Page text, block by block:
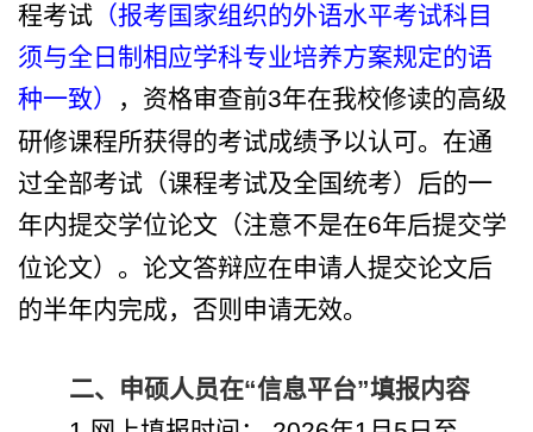
程考试 （报考国家组织的外语水平考试科目
须与全日制相应学科专业培养方案规定的语
种一致）
，资格审查前3年在我校修读的高级
研修课程所获得的考试成绩予以认可。在通
过全部考试（课程考试及全国统考）后的一
年内提交学位论文（注意不是在6年后提交学
位论文）。论文答辩应在申请人提交论文后
的半年内完成，否则申请无效。
二、申硕人员在“信息平台”填报内容